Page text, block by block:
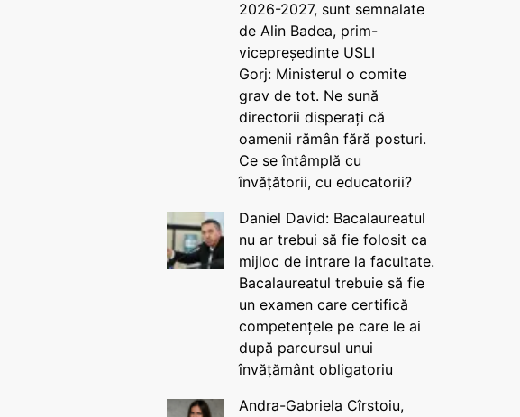
2026-2027, sunt semnalate
de Alin Badea, prim-
vicepreședinte USLI
Gorj: Ministerul o comite
grav de tot. Ne sună
directorii disperați că
oamenii rămân fără posturi.
Ce se întâmplă cu
învățătorii, cu educatorii?
Daniel David: Bacalaureatul
nu ar trebui să fie folosit ca
mijloc de intrare la facultate.
Bacalaureatul trebuie să fie
un examen care certifică
competențele pe care le ai
după parcursul unui
învățământ obligatoriu
Andra-Gabriela Cîrstoiu,